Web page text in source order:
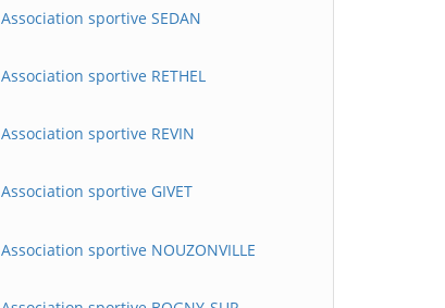
Association sportive SEDAN
Association sportive RETHEL
Association sportive REVIN
Association sportive GIVET
Association sportive NOUZONVILLE